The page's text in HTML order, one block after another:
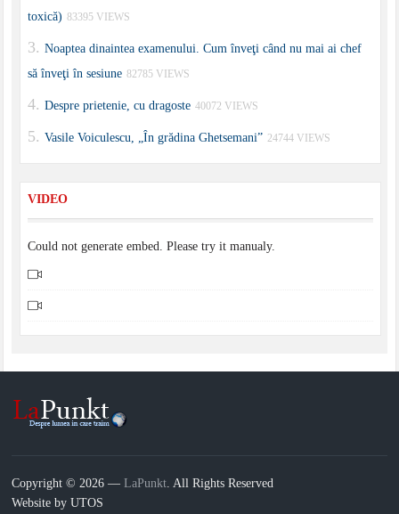
toxică) 83395 VIEWS
Noaptea dinaintea examenului. Cum înveţi când nu mai ai chef
să înveţi în sesiune 82785 VIEWS
Despre prietenie, cu dragoste 40072 VIEWS
Vasile Voiculescu, „În grădina Ghetsemani” 24744 VIEWS
VIDEO
Could not generate embed. Please try it manualy.
Copyright © 2026 —LaPunkt . All Rights Reserved
Website by UTOS